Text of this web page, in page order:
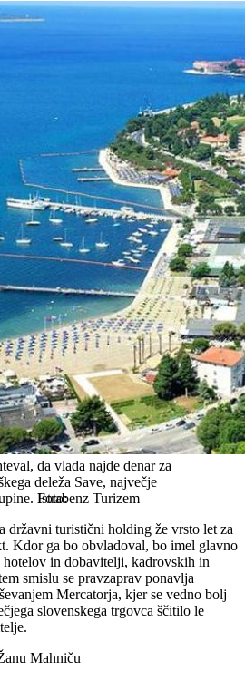
da vlada najde denar za
deleža Save, največje
Istrabenz Turizem
državni turistični holding že vrsto let za
Kdor ga bo obvladoval, bo imel glavno
in dobavitelji, kadrovskih in
smislu se pravzaprav ponavlja
Mercatorja, kjer se vedno bolj
slovenskega trgovca ščitilo le
Mahniču